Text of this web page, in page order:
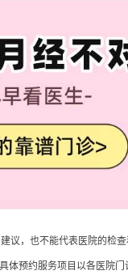
议，也不能代表医院的检
体预约服务项目以各医院